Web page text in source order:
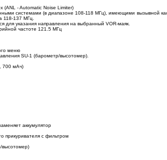
(ANL - Automatic Noise Limiter)
системами (в диапазоне 108-118 МГц), имеющими вызывной
118-137 МГц.
для указания направления на выбранный VOR-маяк.
частоте 121.5 МГц
меню
SU-1 (барометр/высотомер).
700 мАч)
аккумулятор
прикуривателя с фильтром
высотомер)